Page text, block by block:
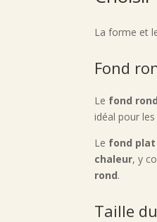
La forme et
Fond
Le fond rond
idéal pour les
Le fond plat
chaleur, y
rond.
Taille